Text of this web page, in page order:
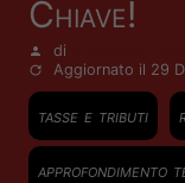
Chiave!
di
Aggiornato il 29
tasse e tributi
approfondimento